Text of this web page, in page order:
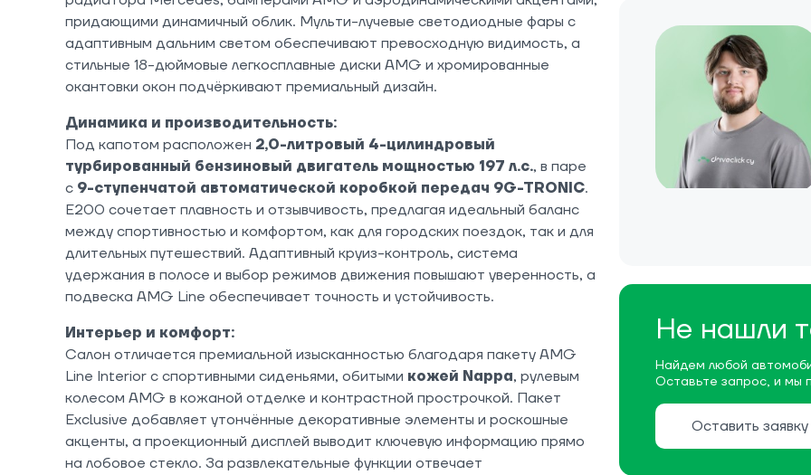
Не нашли
Найдем любой
Оставьте запрос, и мы
Оставить заявку
придающими динамичный облик. Мульти-лучевые светодиодные фары с
адаптивным дальним светом обеспечивают превосходную видимость, а
стильные 18-дюймовые легкосплавные диски AMG и хромированные
окантовки окон подчёркивают премиальный дизайн.
Динамика и производительность:
Под капотом расположен 2,0-литровый 4-цилиндровый
турбированный бензиновый двигатель мощностью 197 л.с., в паре
с 9-ступенчатой автоматической коробкой передач 9G-TRONIC.
E200 сочетает плавность и отзывчивость, предлагая идеальный баланс
между спортивностью и комфортом, как для городских поездок, так и для
длительных путешествий. Адаптивный круиз-контроль, система
удержания в полосе и выбор режимов движения повышают уверенность, а
подвеска AMG Line обеспечивает точность и устойчивость.
Интерьер и комфорт:
Салон отличается премиальной изысканностью благодаря пакету AMG
Line Interior с спортивными сиденьями, обитыми кожей Nappa, рулевым
колесом AMG в кожаной отделке и контрастной прострочкой. Пакет
Exclusive добавляет утончённые декоративные элементы и роскошные
акценты, а проекционный дисплей выводит ключевую информацию прямо
на лобовое стекло. За развлекательные функции отвечает